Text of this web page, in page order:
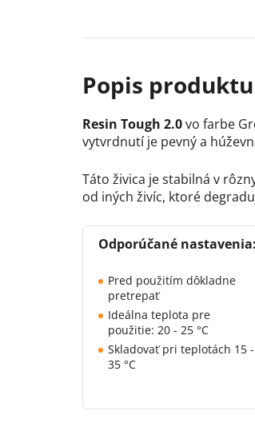
Resin Tough 2.0vo farbe
vytvrdnutí je pevný a
Táto živica je stabilná v
od iných živíc, ktoré
Odporúčané nastavenia:
Pred použitím dôkladne
pretrepať
Ideálna teplota pre
použitie: 20 - 25 °C
Skladovať pri teplotách 15 -
35 °C